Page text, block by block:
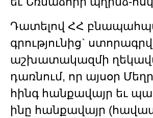
Դատելով ՀՀ
գրությունից`
աշխատակազմի
դառնում, որ այսօր
հինգ հանքավայր եւ
ինը հանքավայր